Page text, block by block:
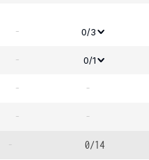
- 0/3
- 0/1
- -
- -
- 0/14